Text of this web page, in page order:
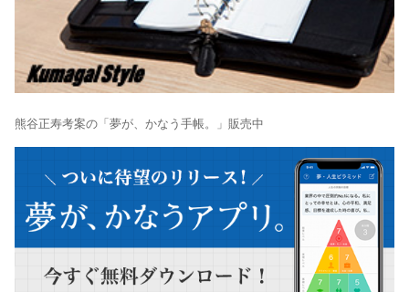
熊谷正寿考案の「夢が、かなう手帳。」販売中